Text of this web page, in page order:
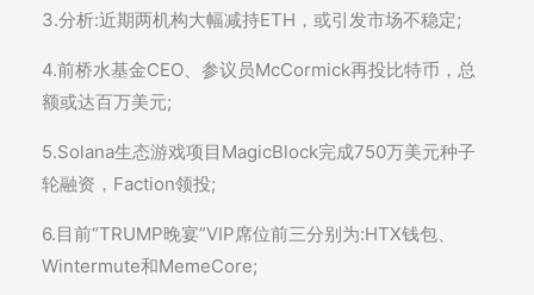
3.分析:近期两机构大幅减持ETH，或引发市场不稳定;
4.前桥水基金CEO、参议员McCormick再投比特币，总
额或达百万美元;
5.Solana生态游戏项目MagicBlock完成750万美元种子
轮融资，Faction领投;
6.目前“TRUMP晚宴”VIP席位前三分别为:HTX钱包、
Wintermute和MemeCore;